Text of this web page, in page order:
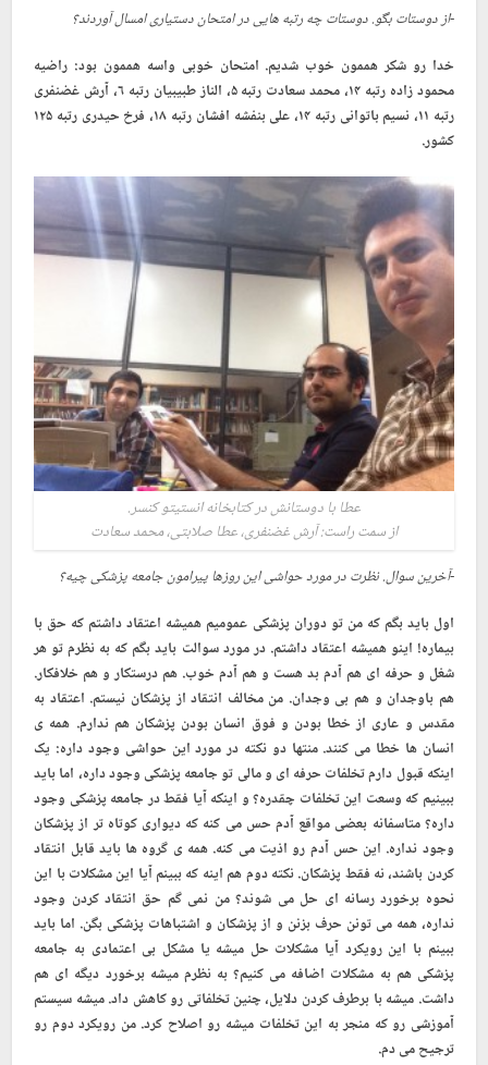
-از دوستات بگو. دوستات چه رتبه هایی در امتحان دستیاری امسال آوردند؟
خدا رو شکر هممون خوب شدیم. امتحان خوبی واسه هممون بود: راضیه
محمود زاده رتبه ۱۴، محمد سعادت رتبه ۵، الناز طبیبیان رتبه ۶، آرش غضنفری
رتبه ۱۱، نسیم باتوانی رتبه ۱۴، علی بنفشه افشان رتبه ۱۸، فرخ حیدری رتبه ۱۲۵
کشور.
عطا با دوستانش در کتابخانه انستیتو کنسر.
از سمت راست: آرش غضنفری، عطا صلابتی، محمد سعادت
-آخرین سوال. نظرت در مورد حواشی این روزها پیرامون جامعه پزشکی چیه؟
اول باید بگم که من تو دوران پزشکی عمومیم همیشه اعتقاد داشتم که حق با
بیماره! اینو همیشه اعتقاد داشتم. در مورد سوالت باید بگم که به نظرم تو هر
شغل و حرفه ای هم آدم بد هست و هم آدم خوب. هم درستکار و هم خلافکار.
هم باوجدان و هم بی وجدان. من مخالف انتقاد از پزشکان نیستم. اعتقاد به
مقدس و عاری از خطا بودن و فوق انسان بودن پزشکان هم ندارم. همه ی
انسان ها خطا می کنند. منتها دو نکته در مورد این حواشی وجود داره: یک
اینکه قبول دارم تخلفات حرفه ای و مالی تو جامعه پزشکی وجود داره، اما باید
ببینیم که وسعت این تخلفات چقدره؟ و اینکه آیا فقط در جامعه پزشکی وجود
داره؟ متاسفانه بعضی مواقع آدم حس می کنه که دیواری کوتاه تر از پزشکان
وجود نداره. این حس آدم رو اذیت می کنه. همه ی گروه ها باید قابل انتقاد
کردن باشند، نه فقط پزشکان. نکته دوم هم اینه که ببینم آیا این مشکلات با این
نحوه برخورد رسانه ای حل می شوند؟ من نمی گم حق انتقاد کردن وجود
نداره، همه می تونن حرف بزنن و از پزشکان و اشتباهات پزشکی بگن. اما باید
ببینم با این رویکرد آیا مشکلات حل میشه یا مشکل بی اعتمادی به جامعه
پزشکی هم به مشکلات اضافه می کنیم؟ به نظرم میشه برخورد دیگه ای هم
داشت. میشه با برطرف کردن دلایل، چنین تخلفاتی رو کاهش داد. میشه سیستم
آموزشی رو که منجر به این تخلفات میشه رو اصلاح کرد. من رویکرد دوم رو
ترجیح می دم.